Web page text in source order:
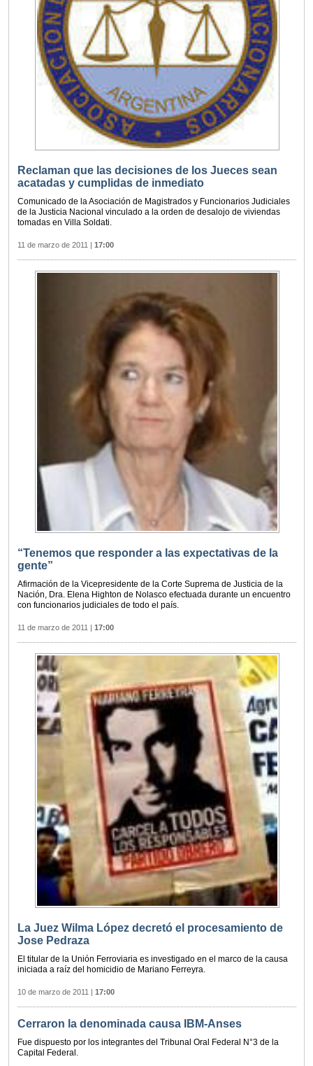
Reclaman que las decisiones de los Jueces sean
acatadas y cumplidas de inmediato
Comunicado de la Asociación de Magistrados y Funcionarios Judiciales
de la Justicia Nacional vinculado a la orden de desalojo de viviendas
tomadas en Villa Soldati.
11 de marzo de 2011 17:00
“Tenemos que responder a las expectativas de la
gente”
Afirmación de la Vicepresidente de la Corte Suprema de Justicia de la
Nación, Dra. Elena Highton de Nolasco efectuada durante un encuentro
con funcionarios judiciales de todo el país.
11 de marzo de 2011 | 17:00
La Juez Wilma López decretó el procesamiento de
Jose Pedraza
El titular de la Unión Ferroviaria es investigado en el marco de la causa
iniciada a raíz del homicidio de Mariano Ferreyra.
10 de marzo de 2011 | 17:00
Cerraron la denominada causa IBM-Anses
Fue dispuesto por los integrantes del Tribunal Oral Federal N°3 de la
Capital Federal.